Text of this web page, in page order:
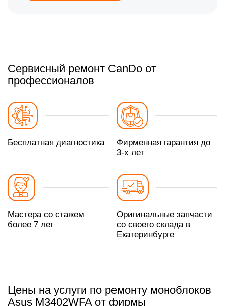
Сервисный ремонт CanDo от
профессионалов
Бесплатная диагностика
Фирменная гарантия до
3-х лет
Мастера со стажем
более 7 лет
Оригинальные запчасти
со своего склада в
Екатеринбурге
Цены на услуги по ремонту моноблоков
Asus M3402WFA от фирмы